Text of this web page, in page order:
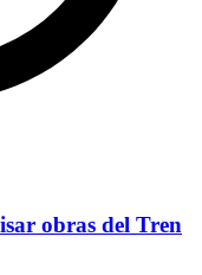
obras del Tren